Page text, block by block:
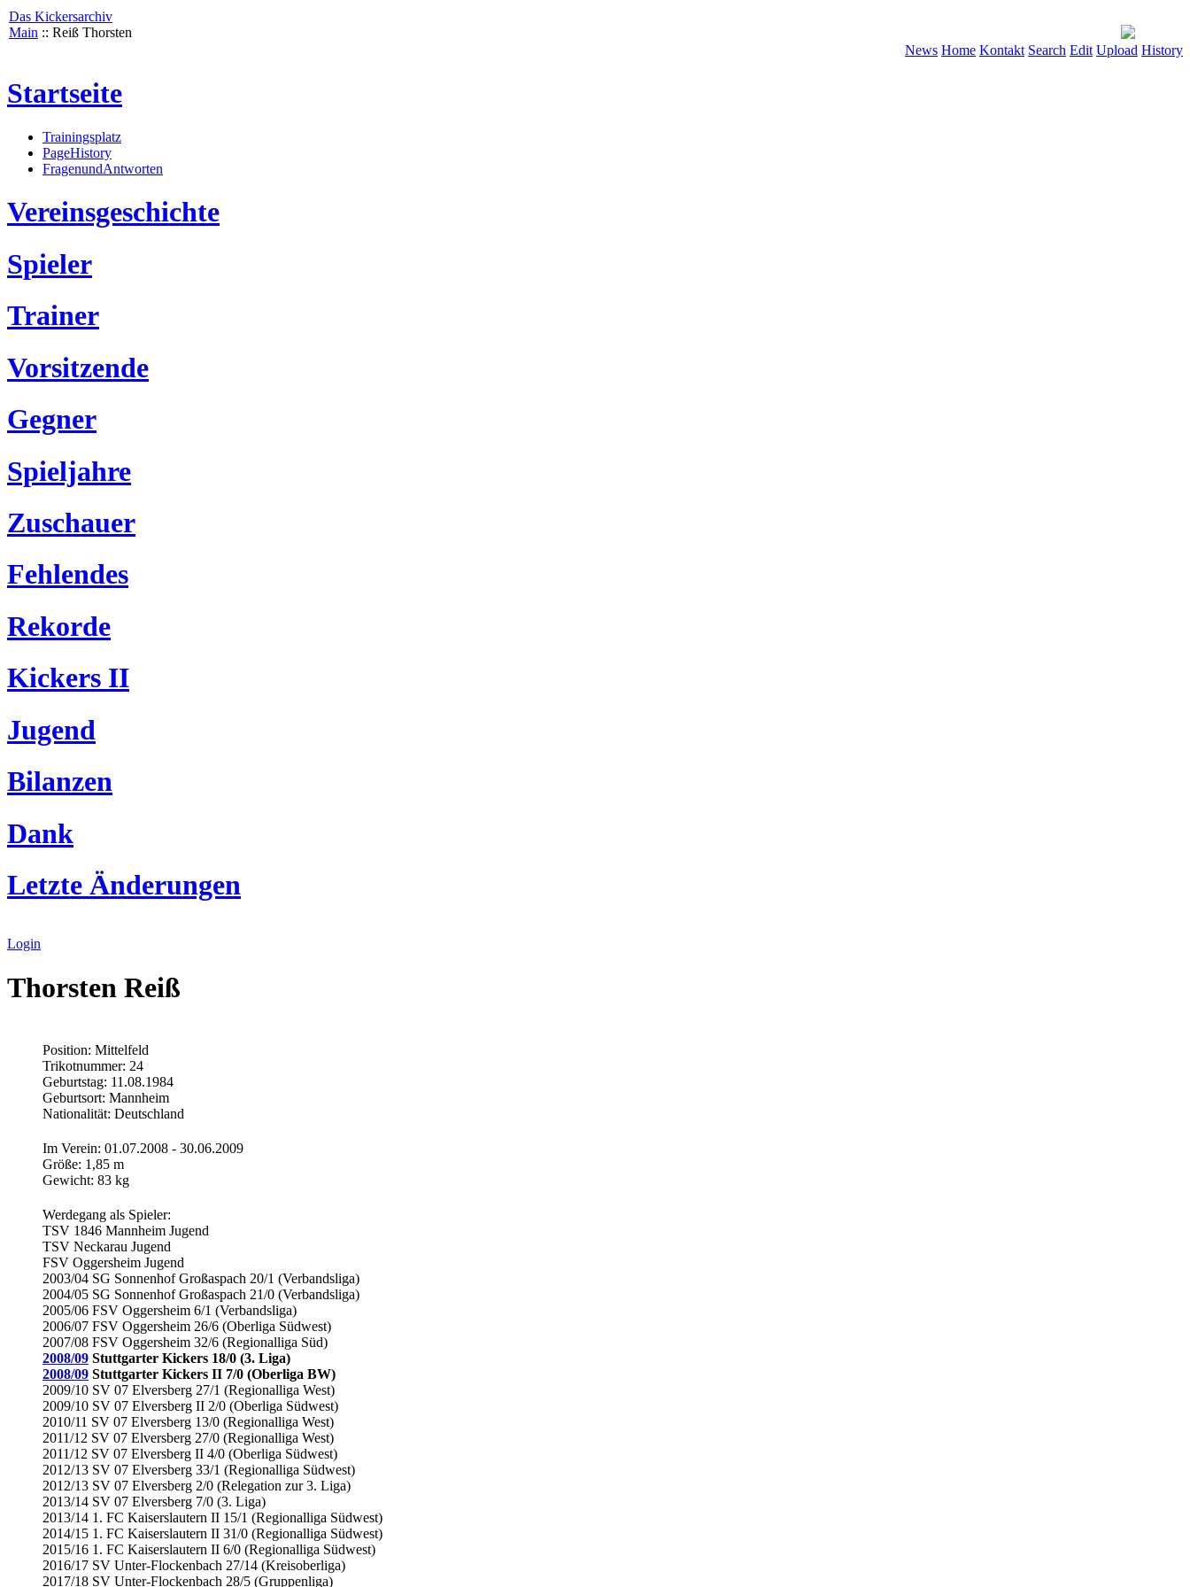
Das Kickersarchiv
Main :: Reiß Thorsten
News Home Kontakt Search Edit Upload History
Startseite
Trainingsplatz
PageHistory
FragenundAntworten
Vereinsgeschichte
Spieler
Trainer
Vorsitzende
Gegner
Spieljahre
Zuschauer
Fehlendes
Rekorde
Kickers II
Jugend
Bilanzen
Dank
Letzte Änderungen
Login
Thorsten Reiß
Position: Mittelfeld
Trikotnummer: 24
Geburtstag: 11.08.1984
Geburtsort: Mannheim
Nationalität: Deutschland
Im Verein: 01.07.2008 - 30.06.2009
Größe: 1,85 m
Gewicht: 83 kg
Werdegang als Spieler:
TSV 1846 Mannheim Jugend
TSV Neckarau Jugend
FSV Oggersheim Jugend
2003/04 SG Sonnenhof Großaspach 20/1 (Verbandsliga)
2004/05 SG Sonnenhof Großaspach 21/0 (Verbandsliga)
2005/06 FSV Oggersheim 6/1 (Verbandsliga)
2006/07 FSV Oggersheim 26/6 (Oberliga Südwest)
2007/08 FSV Oggersheim 32/6 (Regionalliga Süd)
2008/09 Stuttgarter Kickers 18/0 (3. Liga)
2008/09 Stuttgarter Kickers II 7/0 (Oberliga BW)
2009/10 SV 07 Elversberg 27/1 (Regionalliga West)
2009/10 SV 07 Elversberg II 2/0 (Oberliga Südwest)
2010/11 SV 07 Elversberg 13/0 (Regionalliga West)
2011/12 SV 07 Elversberg 27/0 (Regionalliga West)
2011/12 SV 07 Elversberg II 4/0 (Oberliga Südwest)
2012/13 SV 07 Elversberg 33/1 (Regionalliga Südwest)
2012/13 SV 07 Elversberg 2/0 (Relegation zur 3. Liga)
2013/14 SV 07 Elversberg 7/0 (3. Liga)
2013/14 1. FC Kaiserslautern II 15/1 (Regionalliga Südwest)
2014/15 1. FC Kaiserslautern II 31/0 (Regionalliga Südwest)
2015/16 1. FC Kaiserslautern II 6/0 (Regionalliga Südwest)
2016/17 SV Unter-Flockenbach 27/14 (Kreisoberliga)
2017/18 SV Unter-Flockenbach 28/5 (Gruppenliga)